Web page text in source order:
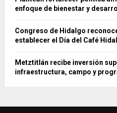
enfoque de bienestar y
Congreso de Hidalgo
establecer el Día del Café
Metztitlán recibe inversión
infraestructura, campo y